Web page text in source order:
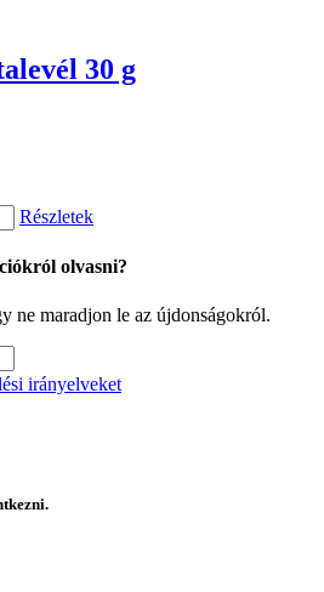
30 g
Részletek
olvasni?
ne maradjon le az újdonságokról.
irányelveket